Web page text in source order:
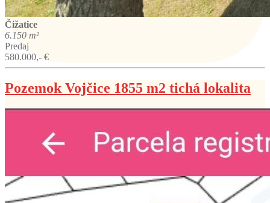
Čižatice
6.150 m²
Predaj
580.000,- €
Pozemok Vojčice 1855 m2 tichá lokalita